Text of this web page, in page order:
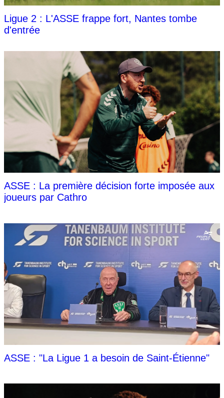
Ligue 2 : L'ASSE frappe fort, Nantes tombe
d'entrée
ASSE : La première décision forte imposée aux
joueurs par Cathro
ASSE : "La Ligue 1 a besoin de Saint-Étienne"